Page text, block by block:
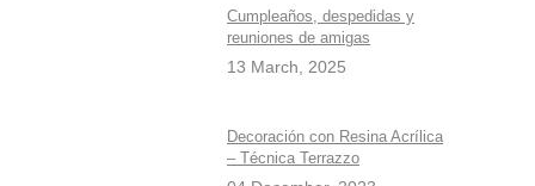
Cumpleaños, despedidas y
reuniones de amigas
13 March, 2025
Decoración con Resina Acrílica
– Técnica Terrazzo